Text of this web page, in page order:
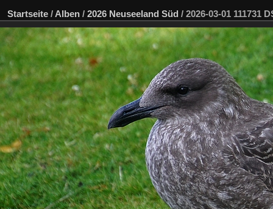
Startseite / Alben / 2026 Neuseeland Süd / 2026-03-01 111731